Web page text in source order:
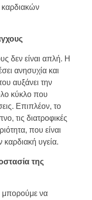
δεν είναι απλή. Η
ανησυχία και
αυξάνει την
κύκλο που
Επιπλέον, το
τις διατροφικές
που είναι
καρδιακή υγεία.
της
να